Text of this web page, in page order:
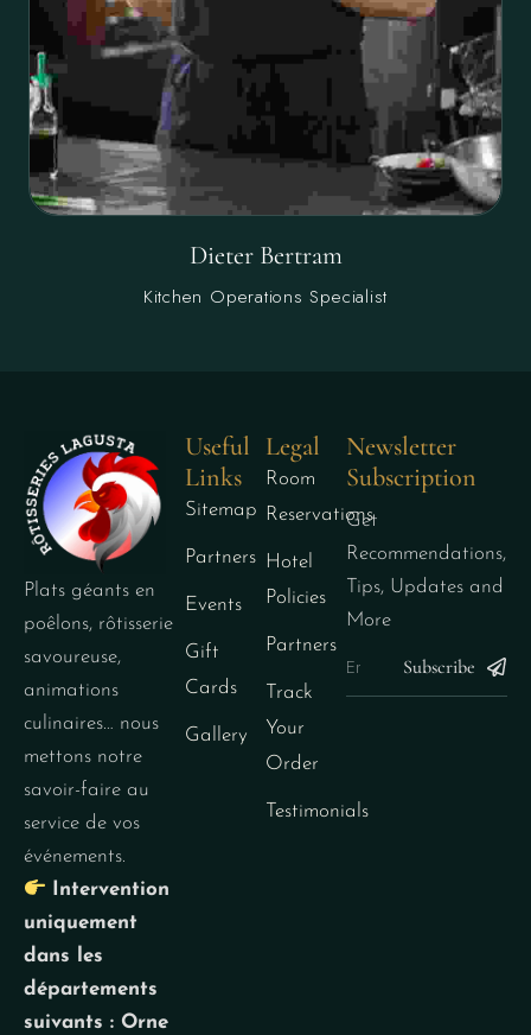
Dieter Bertram
Kitchen Operations Specialist
Plats géants en
poêlons, rôtisserie
savoureuse,
animations
culinaires… nous
mettons notre
savoir-faire au
service de vos
événements.
Intervention
uniquement
dans les
départements
suivants : Orne
Useful
Links
Sitemap
Partners
Events
Gift
Cards
Gallery
Legal
Room
Reservations
Hotel
Policies
Partners
Track
Your
Order
Testimonials
Newsletter
Subscription
Get
Recommendations,
Tips, Updates and
More
Subscribe